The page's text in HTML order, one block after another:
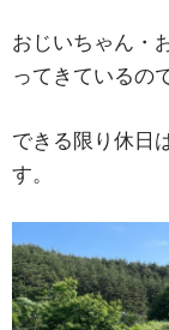
おじいちゃん・
ってきているの
できる限り休日
す。